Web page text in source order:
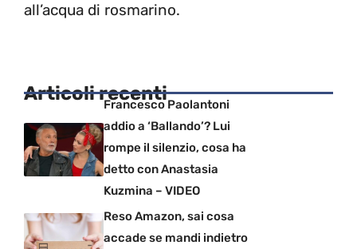
all’acqua di rosmarino.
Articoli recentiFrancesco Paolantoni
addio a ‘Ballando’? Lui
rompe il silenzio, cosa ha
detto con Anastasia
Kuzmina – VIDEO
Reso Amazon, sai cosa
accade se mandi indietro